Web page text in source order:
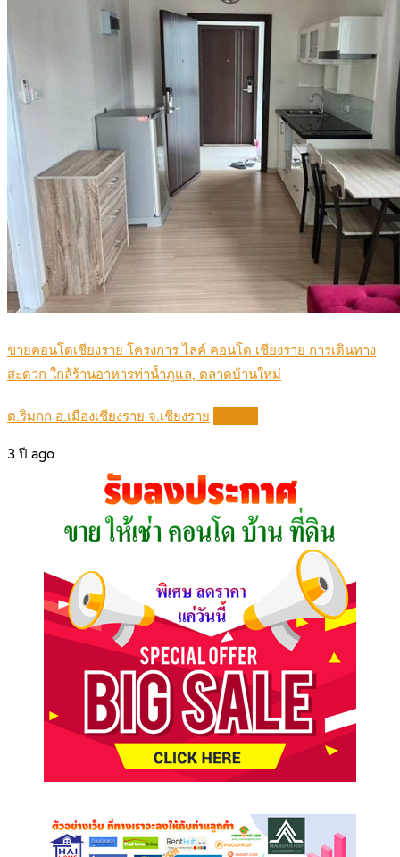
ขายคอนโดเชียงราย โครงการ ไลค์ คอนโด เชียงราย การเดินทาง
สะดวก ใกล้ร้านอาหารท่าน้ำภูแล, ตลาดบ้านใหม่
ต.ริมกก อ.เมืองเชียงราย จ.เชียงราย
3 ปี ago